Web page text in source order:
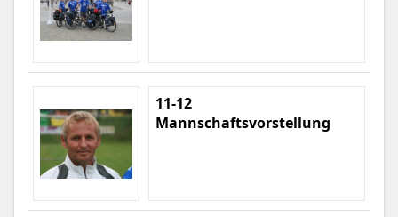
11-12
Mannschaftsvorstellung